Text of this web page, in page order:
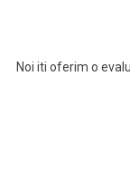
Noi iti oferim o